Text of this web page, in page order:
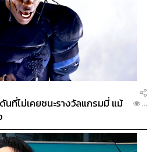
ที่ไม่เคยชนะรางวัลแกรมมี่ แม้
...